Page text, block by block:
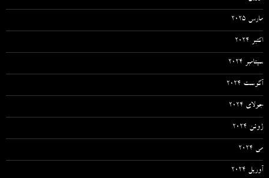
مارس 2025
اکتبر 2024
سپتامبر 2024
آگوست 2024
جولای 2024
ژوئن 2024
می 2024
آوریل 2024